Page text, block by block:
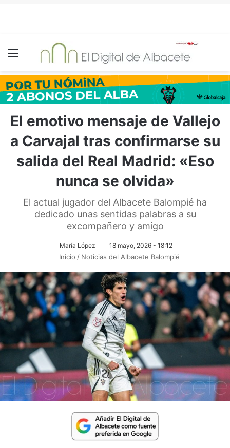
Menú
El emotivo mensaje de Vallejo
a Carvajal tras confirmarse su
salida del Real Madrid: «Eso
nunca se olvida»
El actual jugador del Albacete Balompié ha
dedicado unas sentidas palabras a su
excompañero y amigo
María López 18 mayo, 2026 - 18:12
Inicio / Noticias del Albacete Balompié